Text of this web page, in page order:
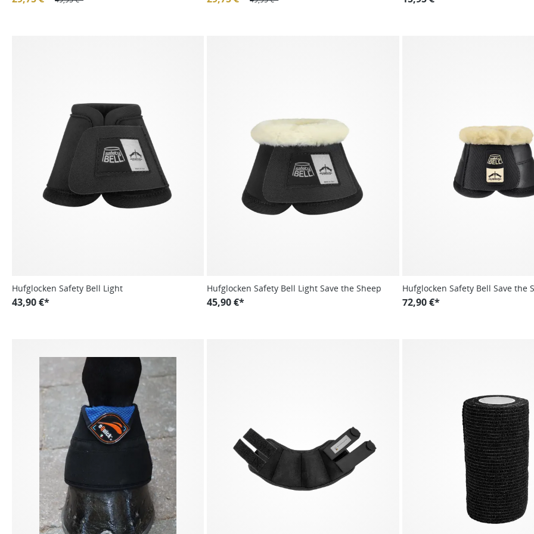
Hufglocken Safety Bell Light
43,90 €*
Hufglocken Safety Bell Light Save the Sheep
45,90 €*
Hufglocken Safety Bell Save the
72,90 €*